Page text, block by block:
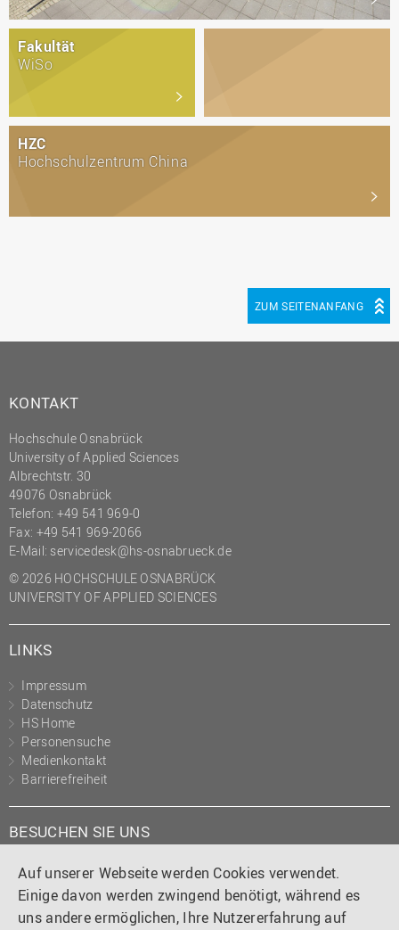
Auf unserer Webseite werden Cookies verwendet.
Einige davon werden zwingend benötigt, während es
uns andere ermöglichen, Ihre Nutzererfahrung auf
Fakultät
WiSo
HZC
Hochschulzentrum China
ZUM SEITENANFANG
KONTAKT
Hochschule Osnabrück
University of Applied Sciences
Albrechtstr. 30
49076 Osnabrück
Telefon: +49 541 969-0
Fax: +49 541 969-2066
E-Mail: servicedesk@hs-osnabrueck.de
© 2026 HOCHSCHULE OSNABRÜCK
UNIVERSITY OF APPLIED SCIENCES
LINKS
Impressum
Datenschutz
HS Home
Personensuche
Medienkontakt
Barrierefreiheit
BESUCHEN SIE UNS
Instagram
TiktokLinkedIn
YouTube
Facebook